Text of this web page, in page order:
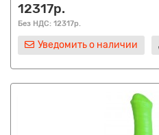
12317р.
Без НДС: 12317р.
Уведомить о наличии